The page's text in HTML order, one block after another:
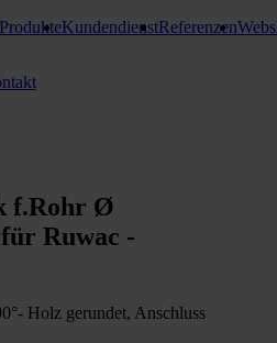
ProdukteKundendienstReferenzen
f.Rohr Ø
Ruwac -
Holz gerundet, Anschluss